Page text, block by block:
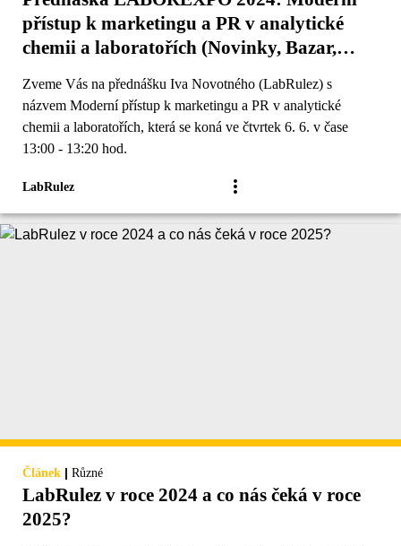
přístup k marketingu a PR v analytické
chemii a laboratořích (Novinky, Bazar,
Zveme Vás na přednášku Iva Novotného (LabRulez) s
názvem Moderní přístup k marketingu a PR v analytické
chemii a laboratořích, která se koná ve čtvrtek 6. 6. v čase
13:00 - 13:20 hod.
LabRulez
Článek | Různé
LabRulez v roce 2024 a co nás čeká v roce
2025?